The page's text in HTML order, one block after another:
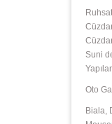
Suni
Oto
Biala,